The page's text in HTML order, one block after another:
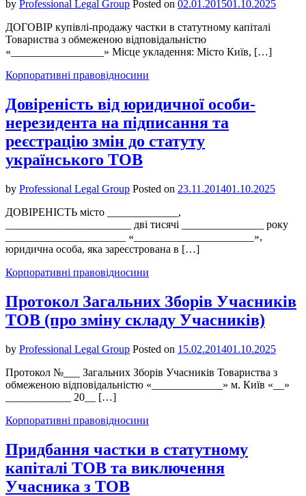
by Professional Legal Group Posted on 02.01.201501.10.2025
ДОГОВІР купівлі-продажу частки в статутному капіталі
Товариства з обмеженою відповідальністю
«_________________» Місце укладення: Місто Київ, […]
Корпоративні правовідносини
Довіреність від юридичної особи-
нерезидента на підписання та
реєстрацію змін до статуту
українського ТОВ
by Professional Legal Group Posted on 23.11.201401.10.2025
ДОВІРЕНІСТЬ місто _____________,
_______________________ дві тисячі _______________ року
______________________ «______________________»,
юридична особа, яка зареєстрована в […]
Корпоративні правовідносини
Протокол Загальних Зборів Учасників
ТОВ (про зміну складу Учасників)
by Professional Legal Group Posted on 15.02.201401.10.2025
Протокол №___ Загальних Зборів Учасників Товариства з
обмеженою відповідальністю «_____________» м. Київ «__»
____________ 20__ […]
Корпоративні правовідносини
Придбання частки в статутному
капіталі ТОВ та виключення
Учасника з ТОВ